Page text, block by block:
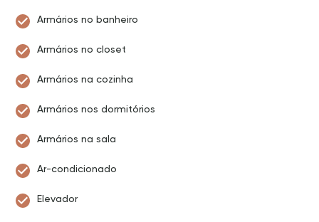
Armários no banheiro
Armários no closet
Armários na cozinha
Armários nos dormitórios
Armários na sala
Ar-condicionado
Elevador